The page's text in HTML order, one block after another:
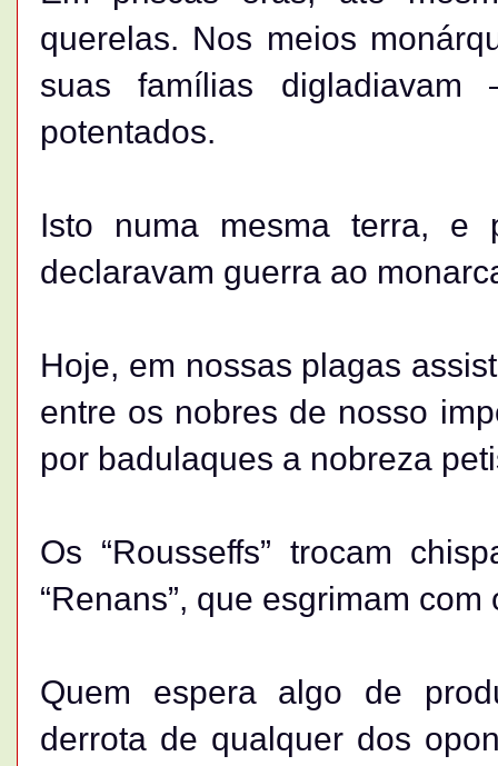
querelas. Nos meios
suas famílias
potentados.
Isto numa mesma terra, e
declaravam guerra ao
Hoje, em nossas plagas
entre os nobres de nosso
por badulaques a nobreza
Os “Rousseffs” trocam
“Renans”, que esgrimam
Quem espera algo de
derrota de qualquer dos